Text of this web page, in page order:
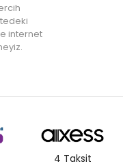
internet
4 Taksit